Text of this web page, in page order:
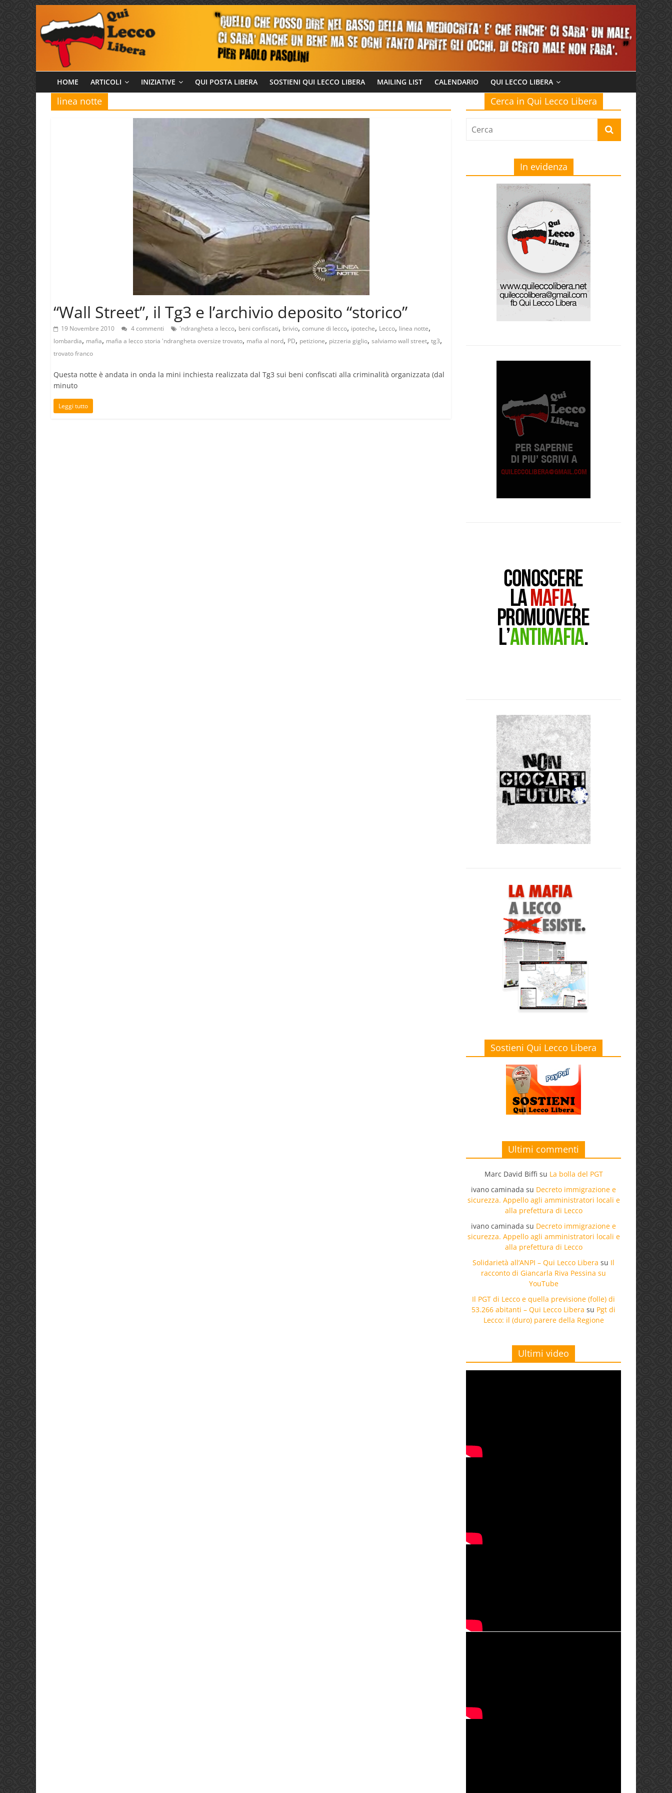
contenuto
Qui
Lecco
HOME ARTICOLI INIZIATIVE QUI POSTA LIBERA SOSTIENI QUI LECCO LIBERA MAILING LIST CALENDARIO QUI LECCO LIBERA
linea notte
“Wall Street”, il Tg3 e l’archivio deposito “storico”
19 Novembre 2010 4 commenti 'ndrangheta a lecco, beni confiscati, brivio, comune di lecco, ipoteche, Lecco, linea notte,
lombardia, mafia, mafia a lecco storia 'ndrangheta oversize trovato, mafia al nord, PD, petizione, pizzeria giglio, salviamo wall street, tg3,
trovato franco
Questa notte è andata in onda la mini inchiesta realizzata dal Tg3 sui beni confiscati alla criminalità organizzata (dal
minuto
Leggi tutto
Cerca in Qui Lecco Libera
In evidenza
Sostieni Qui Lecco Libera
Ultimi commenti
Marc David Biffi su La bolla del PGT
ivano caminada su Decreto immigrazione e
sicurezza. Appello agli amministratori locali e
alla prefettura di Lecco
ivano caminada su Decreto immigrazione e
sicurezza. Appello agli amministratori locali e
alla prefettura di Lecco
Solidarietà all’ANPI – Qui Lecco Libera su Il
racconto di Giancarla Riva Pessina su
YouTube
Il PGT di Lecco e quella previsione (folle) di
53.266 abitanti – Qui Lecco Libera su Pgt di
Lecco: il (duro) parere della Regione
Ultimi video